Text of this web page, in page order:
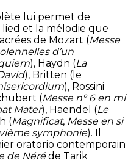
lui permet de
lied et la mélodie que
de Mozart (Messe
d’un
), Haydn (La
), Britten (le
), Rossini
(Messe n° 6 en mi
Mater), Haendel (Le
(Magnificat, Messe en si
symphonie). Il
oratorio contemporain
de Néréde Tarik